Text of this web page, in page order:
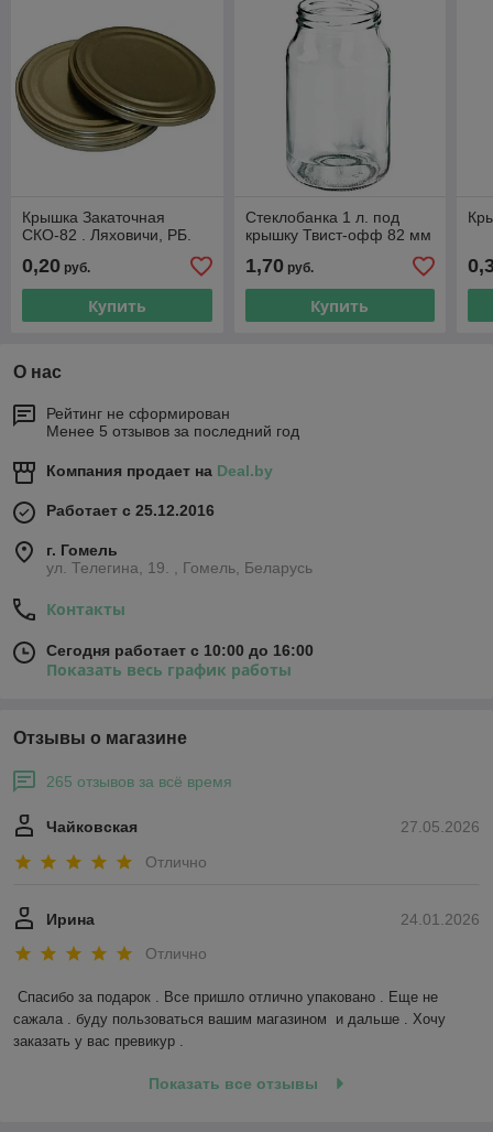
Крышка Закаточная
СКО-82 . Ляховичи, РБ.
0,20 руб.
Купить
Стеклобанка 1 л. под
крышку Твист-офф 82 мм
1,70руб.
Купить
О нас
Рейтинг не сформирован
Менее 5 отзывов за последний год
Компания продает на Deal.by
Работает с 25.12.2016
г. Гомель
ул. Телегина, 19. , Гомель, Беларусь
Контакты
Сегодня работает с 10:00 до 16:00
Показать весь график работы
Отзывы о магазине
265 отзывов за всё время
27.05.2026
Чайковская
Отлично
24.01.2026
Ирина
Отлично
Спасибо за подарок . Все пришло отлично упаковано . Еще не
сажала . буду пользоваться вашим магазином  и дальше . Хочу
заказать у вас превикур .
Показать все отзывы